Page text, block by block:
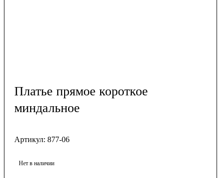
Платье прямое короткое
миндальное
Артикул: 877-06
Нет в наличии